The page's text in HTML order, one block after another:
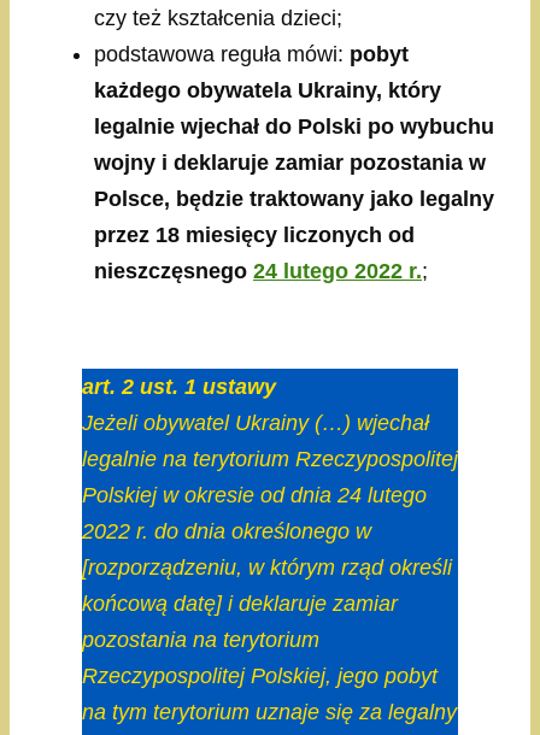
czy też kształcenia dzieci;
podstawowa reguła mówi: pobyt
każdego obywatela Ukrainy, który
legalnie wjechał do Polski po wybuchu
wojny i deklaruje zamiar pozostania w
Polsce, będzie traktowany jako legalny
przez 18 miesięcy liczonych od
nieszczęsnego 24 lutego 2022 r.;
art. 2 ust. 1 ustawy
Jeżeli obywatel Ukrainy (…) wjechał
legalnie na terytorium Rzeczypospolitej
Polskiej w okresie od dnia 24 lutego
2022 r. do dnia określonego w
[rozporządzeniu, w którym rząd określi
końcową datę] i deklaruje zamiar
pozostania na terytorium
Rzeczypospolitej Polskiej, jego pobyt
na tym terytorium uznaje się za legalny